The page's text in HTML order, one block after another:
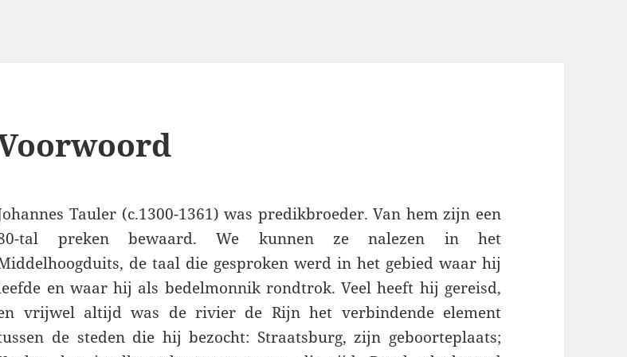
Tauler (c.1300-1361) was predikbroeder. Van hem zijn een
tal preken bewaard. We kunnen ze nalezen in het
de taal die gesproken werd in het gebied waar hij
en waar hij als bedelmonnik rondtrok. Veel heeft hij gereisd,
vrijwel altijd was de rivier de Rijn het verbindende element
de steden die hij bezocht: Straatsburg, zijn geboorteplaats;